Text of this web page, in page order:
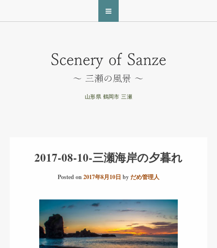
山形県 鶴岡市 三瀬
2017-08-10-三瀬海岸の夕暮れ
Posted on2017年8月10日 byだめ管理人